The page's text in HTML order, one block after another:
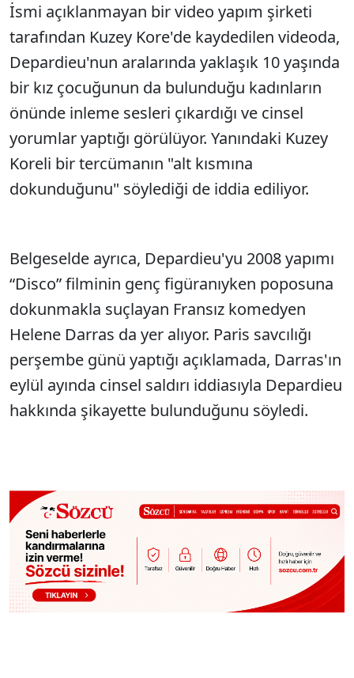
Sesi Aç
İsmi açıklanmayan bir video yapım şirketi
tarafından Kuzey Kore'de kaydedilen videoda,
Depardieu'nun aralarında yaklaşık 10 yaşında
bir kız çocuğunun da bulunduğu kadınların
önünde inleme sesleri çıkardığı ve cinsel
yorumlar yaptığı görülüyor. Yanındaki Kuzey
Koreli bir tercümanın "alt kısmına
dokunduğunu" söylediği de iddia ediliyor.
Belgeselde ayrıca, Depardieu'yu 2008 yapımı
“Disco” filminin genç figüranıyken poposuna
dokunmakla suçlayan Fransız komedyen
Helene Darras da yer alıyor. Paris savcılığı
perşembe günü yaptığı açıklamada, Darras'ın
eylül ayında cinsel saldırı iddiasıyla Depardieu
hakkında şikayette bulunduğunu söyledi.